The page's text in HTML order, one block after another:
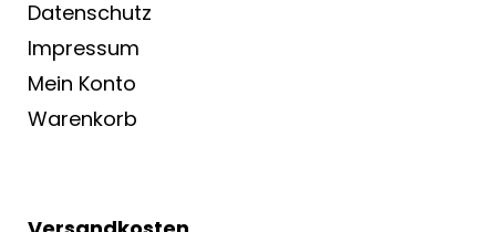
Datenschutz
Impressum
Mein Konto
Warenkorb